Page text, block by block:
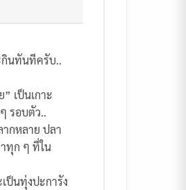
กินทันทีครับ..
เป็นเกาะ
รอบตัว..
กหลาย ปลา
ทุก ๆ ที่ใน
ป็นทุ่งปะการัง